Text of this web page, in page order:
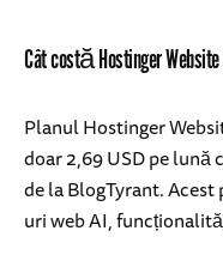
Cât costă Hostinger
Planul Hostinger
doar 2,69 USD pe lună
de la BlogTyrant.
uri web AI,